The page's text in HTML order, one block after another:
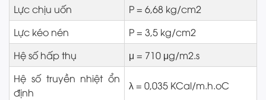
Lực chịu uốn
P = 6,68 kg/cm2
Lực kéo nén
P = 3,5 kg/cm2
Hệ số hấp thụ
μ = 710 μg/m2.s
Hệ số truyền nhiệt ổn
định
λ = 0,035 KCal/m.h.oC